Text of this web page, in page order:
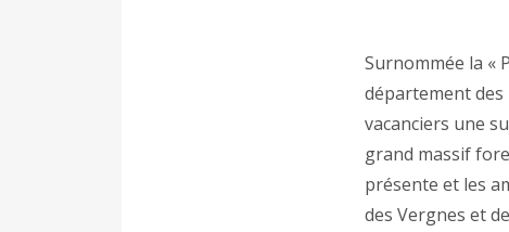
Surnommée la «
département
vacanciers une
grand massif
présente et les
des Vergnes et